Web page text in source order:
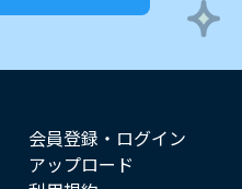
会員登録・ログイン
アップロード